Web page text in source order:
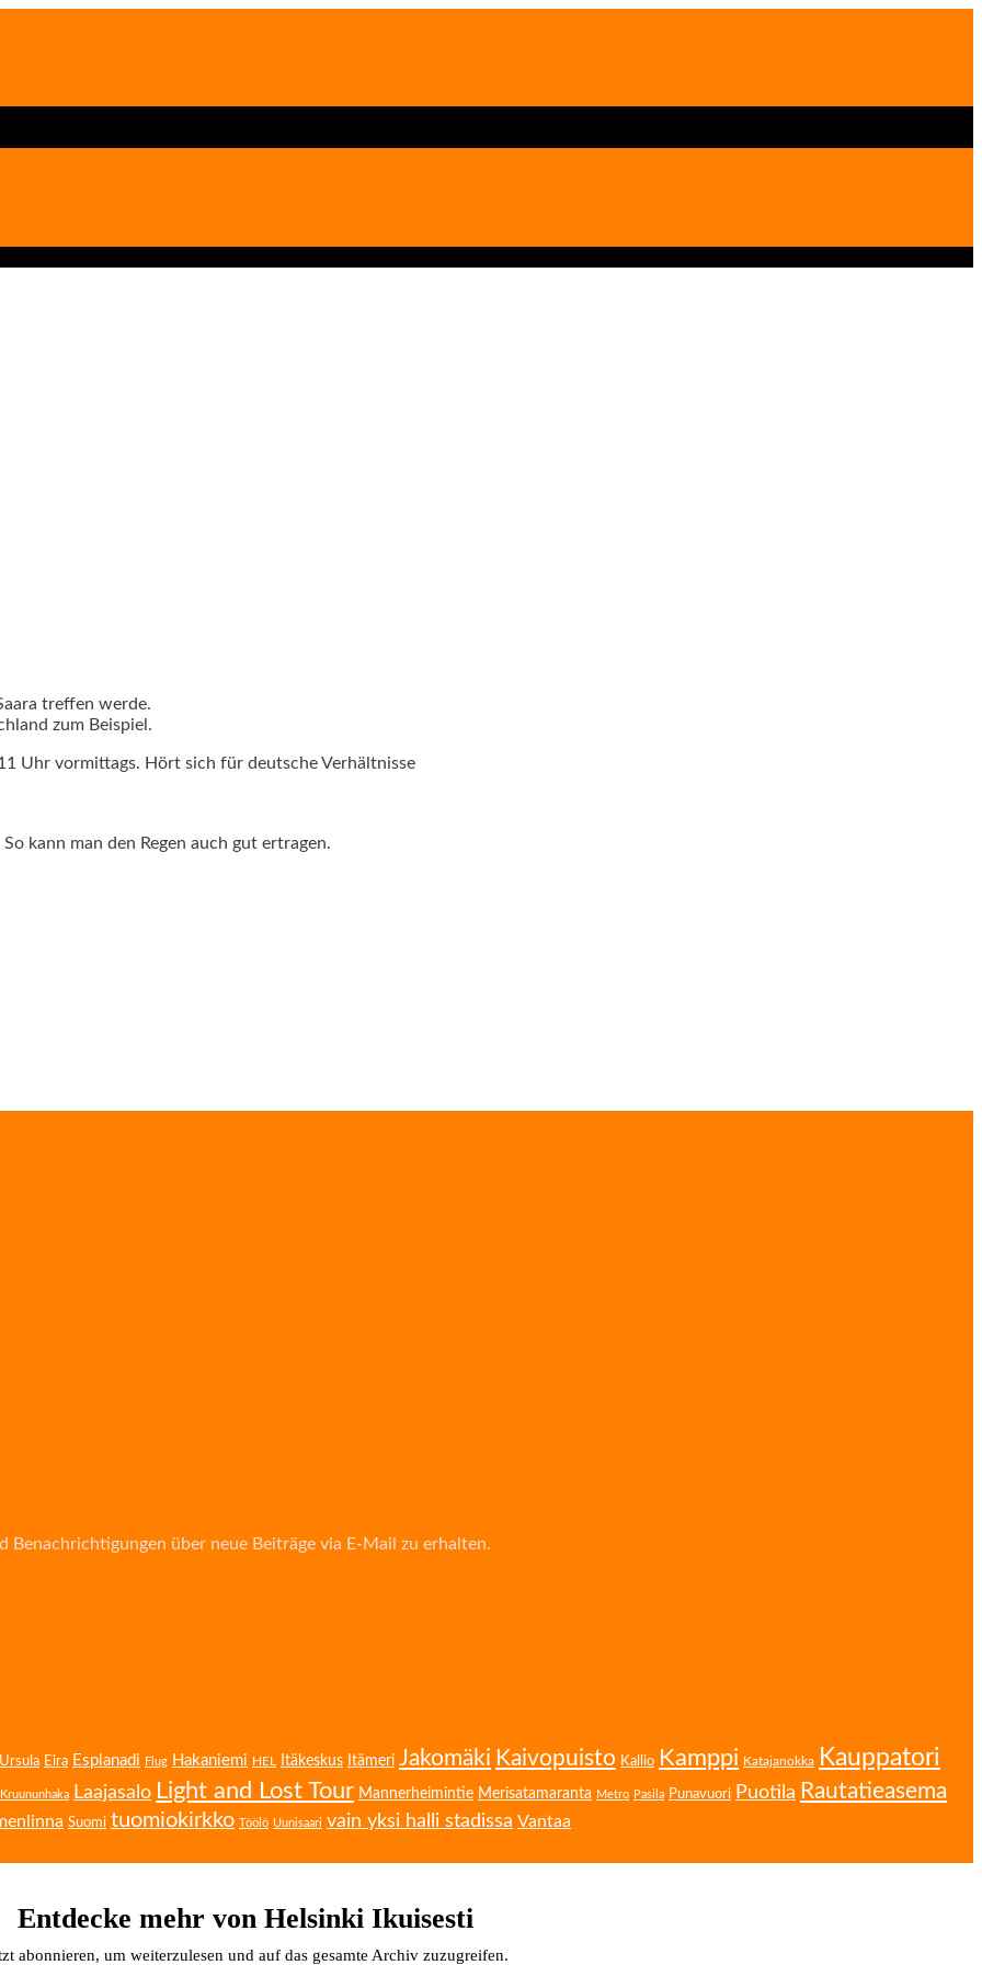
treffen werde.
zum Beispiel.
Uhr vormittags. Hört sich für deutsche Verhältnisse
kann man den Regen auch gut ertragen.
Benachrichtigungen über neue Beiträge via E-Mail zu erhalten.
Eira Esplanadi Flug Hakaniemi HEL Itäkeskus Itämeri Jakomäki Kaivopuisto Kallio Kamppi Katajanokka
Kauppatori
Kruununhaka Laajasalo Light and Lost Tour Mannerheimintie Merisatamaranta Metro Pasila Punavuori Puotila Rautatieasema
Suomi tuomiokirkko Töölö Uunisaari vain yksi halli stadissa Vantaa
Entdecke mehr von Helsinki Ikuisesti
abonnieren, um weiterzulesen und auf das gesamte Archiv zuzugreifen.